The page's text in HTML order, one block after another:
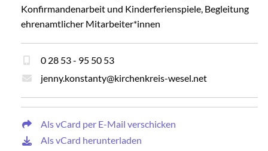
Konfirmandenarbeit und Kinderferienspiele, Begleitung
ehrenamtlicher Mitarbeiter*innen
0 28 53 - 95 50 53
jenny.konstanty@kirchenkreis-wesel.net
Als vCard per E-Mail verschicken
Als vCard herunterladen